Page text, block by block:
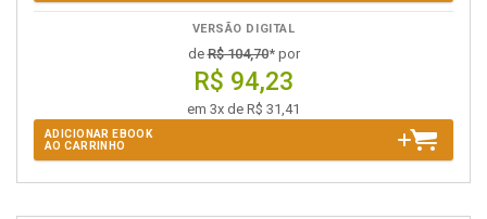
VERSÃO DIGITAL
deR$ 104,70* por
R$ 94,23
em 3x de R$ 31,41
ADICIONAR EBOOK
AO CARRINHO